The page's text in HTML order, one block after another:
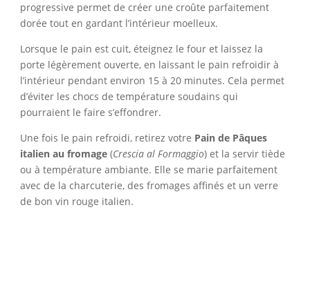
progressive permet de créer une croûte parfaitement
dorée tout en gardant l’intérieur moelleux.
Lorsque le pain est cuit, éteignez le four et laissez la
porte légèrement ouverte, en laissant le pain refroidir à
l’intérieur pendant environ 15 à 20 minutes. Cela permet
d’éviter les chocs de température soudains qui
pourraient le faire s’effondrer.
Une fois le pain refroidi, retirez votre Pain de Pâques
italien au fromage(Crescia al Formaggio) et la servir tiède
ou à température ambiante. Elle se marie parfaitement
avec de la charcuterie, des fromages affinés et un verre
de bon vin rouge italien.